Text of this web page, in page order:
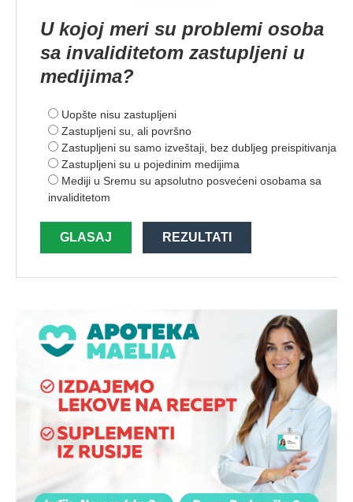
U kojoj meri su problemi osoba
sa invaliditetom zastupljeni u
medijima?
Uopšte nisu zastupljeni
Zastupljeni su, ali površno
Zastupljeni su samo izveštaji, bez dubljeg preispitivanja
Zastupljeni su u pojedinim medijima
Mediji u Sremu su apsolutno posvećeni osobama sa
invaliditetom
GLASAJ REZULTATI